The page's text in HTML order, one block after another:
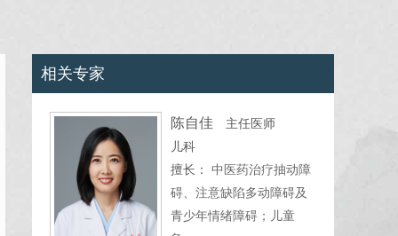
相关专家
陈自佳
主任医师
儿科
擅长：
中医药治疗抽动障
碍、注意缺陷多动障碍及
青少年情绪障碍；儿童